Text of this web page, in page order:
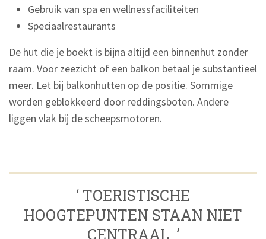
Gebruik van spa en wellnessfaciliteiten
Speciaalrestaurants
De hut die je boekt is bijna altijd een binnenhut zonder
raam. Voor zeezicht of een balkon betaal je substantieel
meer. Let bij balkonhutten op de positie. Sommige
worden geblokkeerd door reddingsboten. Andere
liggen vlak bij de scheepsmotoren.
‘ TOERISTISCHE
HOOGTEPUNTEN STAAN NIET
CENTRAAL. ’